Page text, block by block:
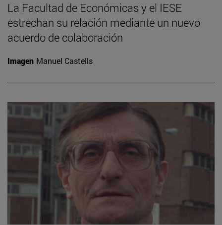
La Facultad de Económicas y el IESE
estrechan su relación mediante un nuevo
acuerdo de colaboración
Imagen Manuel Castells